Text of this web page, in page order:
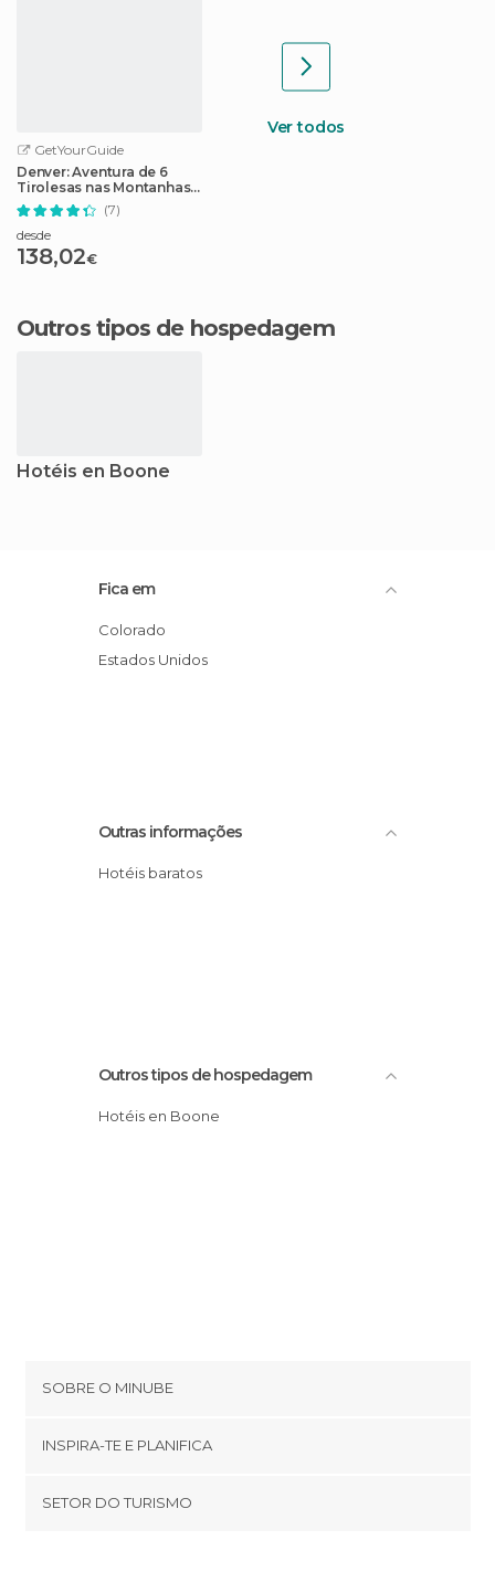
GetYourGuide
Denver: Aventura de 6
Tirolesas nas Montanhas
Rochosas
(7)
desde
138,02€
Ver todos
Outros tipos de hospedagem
Hotéis en Boone
Fica em
Colorado
Estados Unidos
Outras informações
Hotéis baratos
Outros tipos de hospedagem
Hotéis en Boone
SOBRE O MINUBE
Términos e Condições
INSPIRA-TE E PLANIFICA
SETOR DO TURISMO